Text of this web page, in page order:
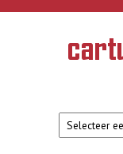
Overslaan en naar de
Geschiedenis
van de